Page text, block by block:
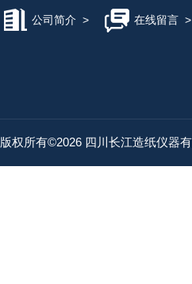
公司简介 > 在线留言>
版权所有©2026 四川长江造纸仪器